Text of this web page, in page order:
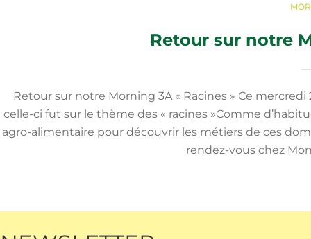
Retour sur notre
Retour sur notre Morning 3A « Racines » Ce
celle-ci fut sur le thème des « racines »Comme
agro-alimentaire pour découvrir les métiers de ces
rendez-vous chez